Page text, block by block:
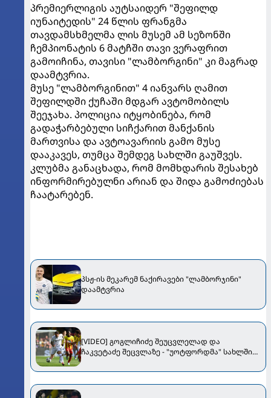
პრემიერლიგის აუტსაიდერ "შეფილდ
იუნაიტედის" 24 წლის ფრანგმა
თავდამსხმელმა ლის მუსემ ამ სეზონში
ჩემპიონატის 6 მატჩში თავი ვერაფრით
გამოიჩინა, თავისი "ლამბორგინი" კი მაგრად
დაამტვრია.
მუსე "ლამბორგინით" 4 იანვარს ღამით
შეფილდში ქუჩაში მდგარ ავტომობილს
შეეჯახა. პოლიცია იტყობინება, რომ
გადაჭარბებული სიჩქარით მანქანის
მართვისა და ავტოავარიის გამო მუსე
დააკავეს, თუმცა შემდეგ სახლში გაუშვეს.
კლუბმა განაცხადა, რომ მომხდარის შესახებ
ინფორმირებულნი არიან და შიდა გამოძიებას
ჩაატარებენ.
პსჟ-ის მეკარემ ნაქირავები "ლამბორჯინი"
დაამტვრია
[VIDEO] გოგლიჩიძე შეუცვლელად და
ჩაკვეტაძე შეცვლაზე - "უოტფორდმა" სახლშიც